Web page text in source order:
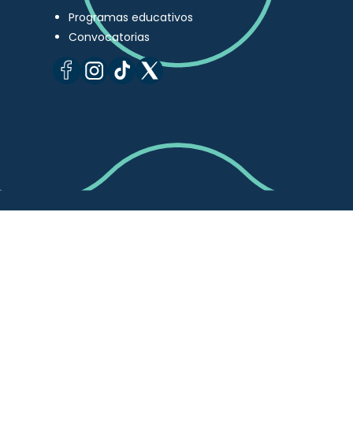
Programas educativos
Convocatorias